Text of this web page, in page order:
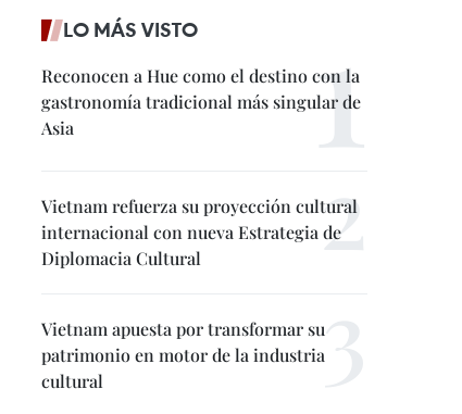
LO MÁS VISTO
Reconocen a Hue como el destino con la
gastronomía tradicional más singular de
Asia
Vietnam refuerza su proyección cultural
internacional con nueva Estrategia de
Diplomacia Cultural
Vietnam apuesta por transformar su
patrimonio en motor de la industria
cultural